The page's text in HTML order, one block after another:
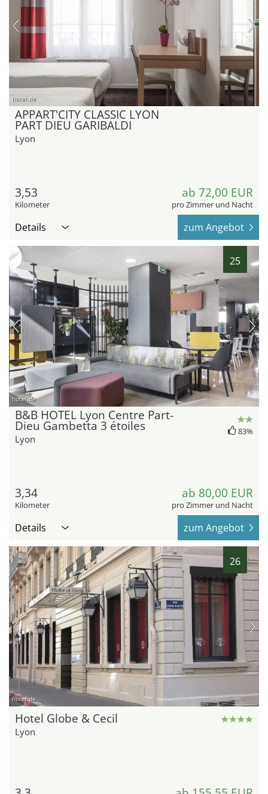
hotel.de
APPART'CITY CLASSIC LYON
PART DIEU GARIBALDI
Lyon
3,53
Kilometer
ab 72,00 EUR
pro Zimmer und Nacht
Details zum Angebot
25
hotel.de
B&B HOTEL Lyon Centre Part-
Dieu Gambetta 3 étoiles
Lyon
83%
3,34
Kilometer
ab 80,00 EUR
pro Zimmer und Nacht
Details zum Angebot
26
hotel.de
Hotel Globe & Cecil
Lyon